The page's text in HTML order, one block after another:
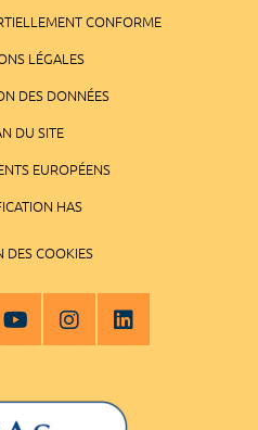
CONFORME
LÉGALES
DES DONNÉES
DU SITE
EUROPÉENS
HAS
DES COOKIES